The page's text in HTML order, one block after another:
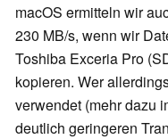
macOS ermitteln wir
230 MB/s, wenn wir
Toshiba Exceria Pro
kopieren. Wer
verwendet (mehr dazu
deutlich geringeren